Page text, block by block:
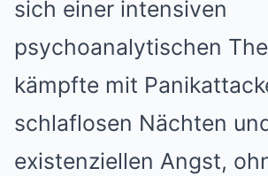
sich einer intensiven
psychoanalytischen
kämpfte mit
schlaflosen Nächten
existenziellen Angst,